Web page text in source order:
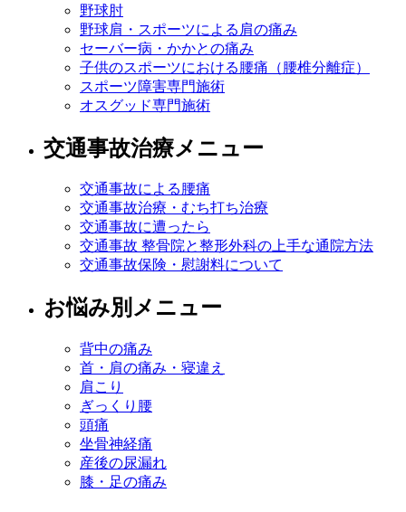
野球肘
野球肩・スポーツによる肩の痛み
セーバー病・かかとの痛み
子供のスポーツにおける腰痛（腰椎分離症）
スポーツ障害専門施術
オスグッド専門施術
交通事故治療メニュー
交通事故による腰痛
交通事故治療・むち打ち治療
交通事故に遭ったら
交通事故 整骨院と整形外科の上手な通院方法
交通事故保険・慰謝料について
お悩み別メニュー
背中の痛み
首・肩の痛み・寝違え
肩こり
ぎっくり腰
頭痛
坐骨神経痛
産後の尿漏れ
膝・足の痛み